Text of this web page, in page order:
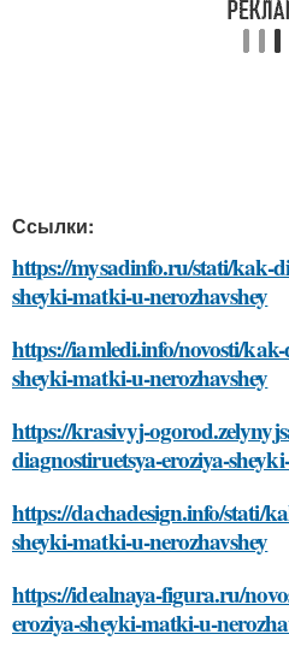
Ссылки:
https://mysadinfo.ru/stati/kak-
sheyki-matki-u-nerozhavshey
https://iamledi.info/novosti/
sheyki-matki-u-nerozhavshey
https://krasivyj-
diagnostiruetsya-eroziya-
https://dachadesign.info/stati/
sheyki-matki-u-nerozhavshey
https://idealnaya-figura.ru/
eroziya-sheyki-matki-u-